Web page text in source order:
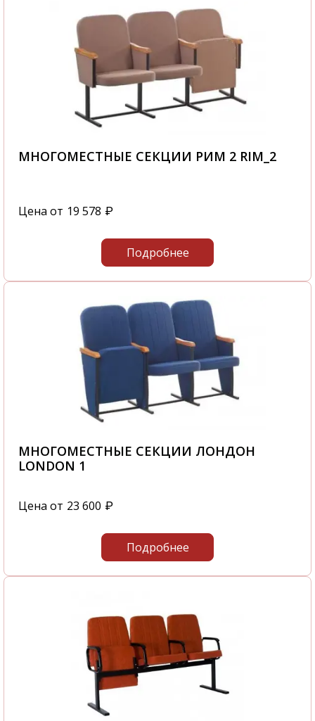
МНОГОМЕСТНЫЕ СЕКЦИИ РИМ 2 RIM_2
Цена от 19 578 ₽
Подробнее
МНОГОМЕСТНЫЕ СЕКЦИИ ЛОНДОН
LONDON 1
Цена от 23 600 ₽
Подробнее